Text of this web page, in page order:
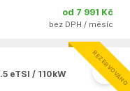
od 7 991 Kč
bez DPH / měsíc
eTSI / 110kW REZERVOVÁNO